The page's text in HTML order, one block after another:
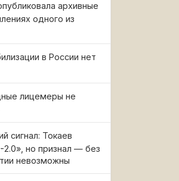
архивные
одного из
в России нет
лицемеры не
сигнал: Токаев
но признал — без
невозможны